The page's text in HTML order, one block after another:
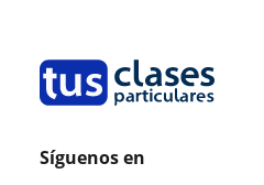
Síguenos en